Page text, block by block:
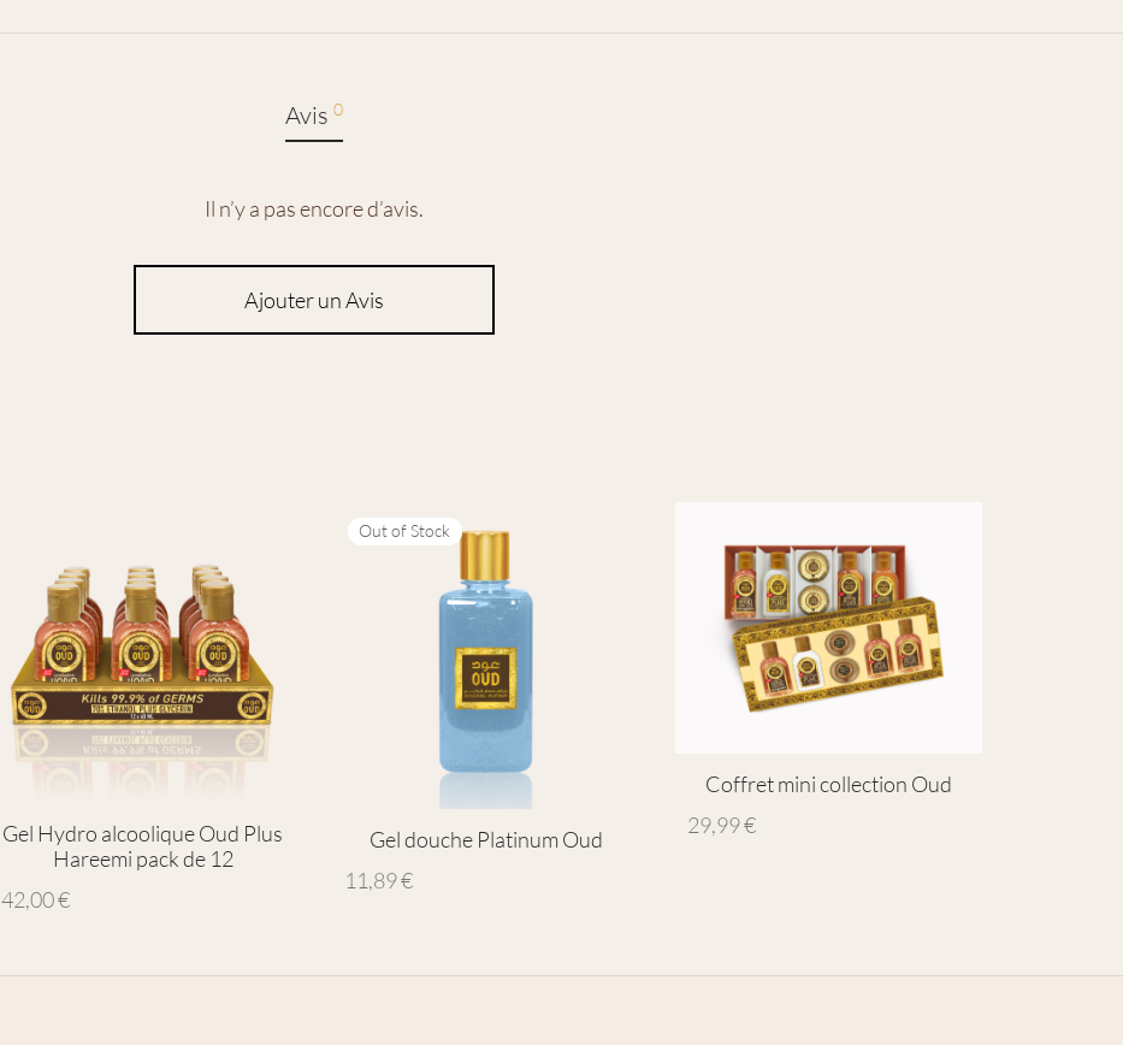
Avis 0
Il n’y a pas encore d’avis.
Ajouter un Avis
Gel Hydro alcoolique Oud Plus
Hareemi pack de 12
42,00€
Out of Stock
Gel douche Platinum Oud
11,89€
Coffret mini collection Oud
29,99€